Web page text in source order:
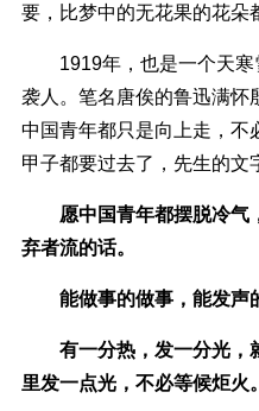
要，比梦中的无花果的花朵
1919年，也是一个天
袭人。笔名唐俟的鲁迅满怀
中国青年都只是向上走，不
甲子都要过去了，先生的文
愿中国青年都摆脱冷气
弃者流的话。
能做事的做事，能发声
有一分热，发一分光，
里发一点光，不必等候炬火。